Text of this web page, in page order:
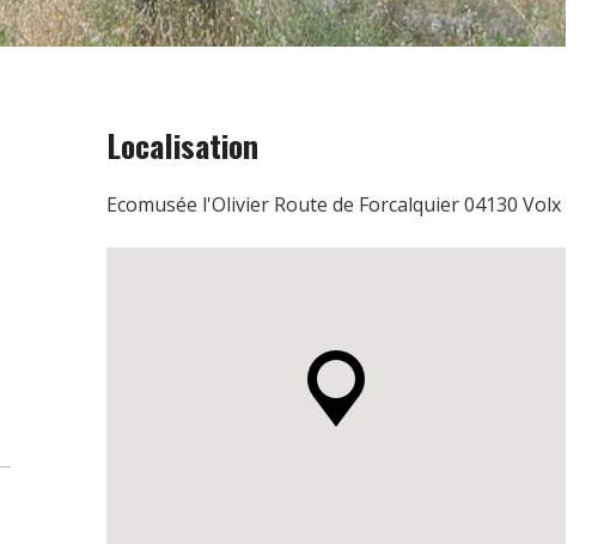
Localisation
Ecomusée l'Olivier Route de Forcalquier 04130 Volx